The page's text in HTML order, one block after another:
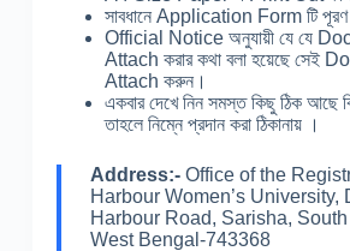
সাবধানে Application Form টি
Official Notice অনুযায়ী যে যে
Attach করার কথা বলা হয়েছে সেই
Attach করুন।
একবার দেখে নিন সমস্ত কিছু ঠিক আছে
তাহলে নিম্নে প্রদান করা ঠিকানায় ।
Address:-Office of the
Harbour Women’s University,
Harbour Road, Sarisha,
West Bengal-743368